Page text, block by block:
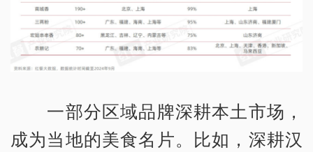
一部分区域品牌深耕本土市场，
成为当地的美食名片。比如，深耕汉